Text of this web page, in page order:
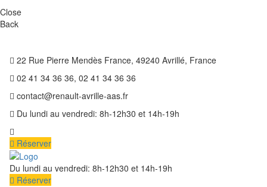
Close
Back
22 Rue Pierre Mendès France, 49240 Avrillé, France
02 41 34 36 36, 02 41 34 36 36
contact@renault-avrille-aas.fr
Du lundi au vendredi: 8h-12h30 et 14h-19h
Réserver
Du lundi au vendredi: 8h-12h30 et 14h-19h
Réserver